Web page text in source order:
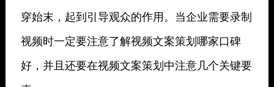
穿始末，起到引导观众的作用。当企业需要录制
视频时一定要注意了解视频文案策划哪家口碑
好，并且还要在视频文案策划中注意几个关键要